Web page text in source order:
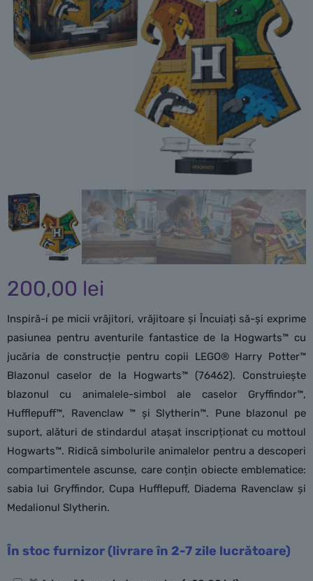
200,00 lei
Inspiră-i pe micii vrăjitori, vrăjitoare și Încuiați să-și exprime
pasiunea pentru aventurile fantastice de la Hogwarts™ cu
jucăria de construcție pentru copii LEGO® Harry Potter™
Blazonul caselor de la Hogwarts™ (76462). Construiește
blazonul cu animalele-simbol ale caselor Gryffindor™,
Hufflepuff™, Ravenclaw ™ și Slytherin™. Pune blazonul pe
suport, alături de stindardul atașat inscripționat cu mottoul
Hogwarts™. Ridică simbolurile animalelor pentru a descoperi
compartimentele ascunse, care conțin obiecte emblematice:
sabia lui Gryffindor, Cupa Hufflepuff, Diadema Ravenclaw și
Medalionul Slytherin.
În stoc furnizor (livrare în 2-7 zile lucrătoare)